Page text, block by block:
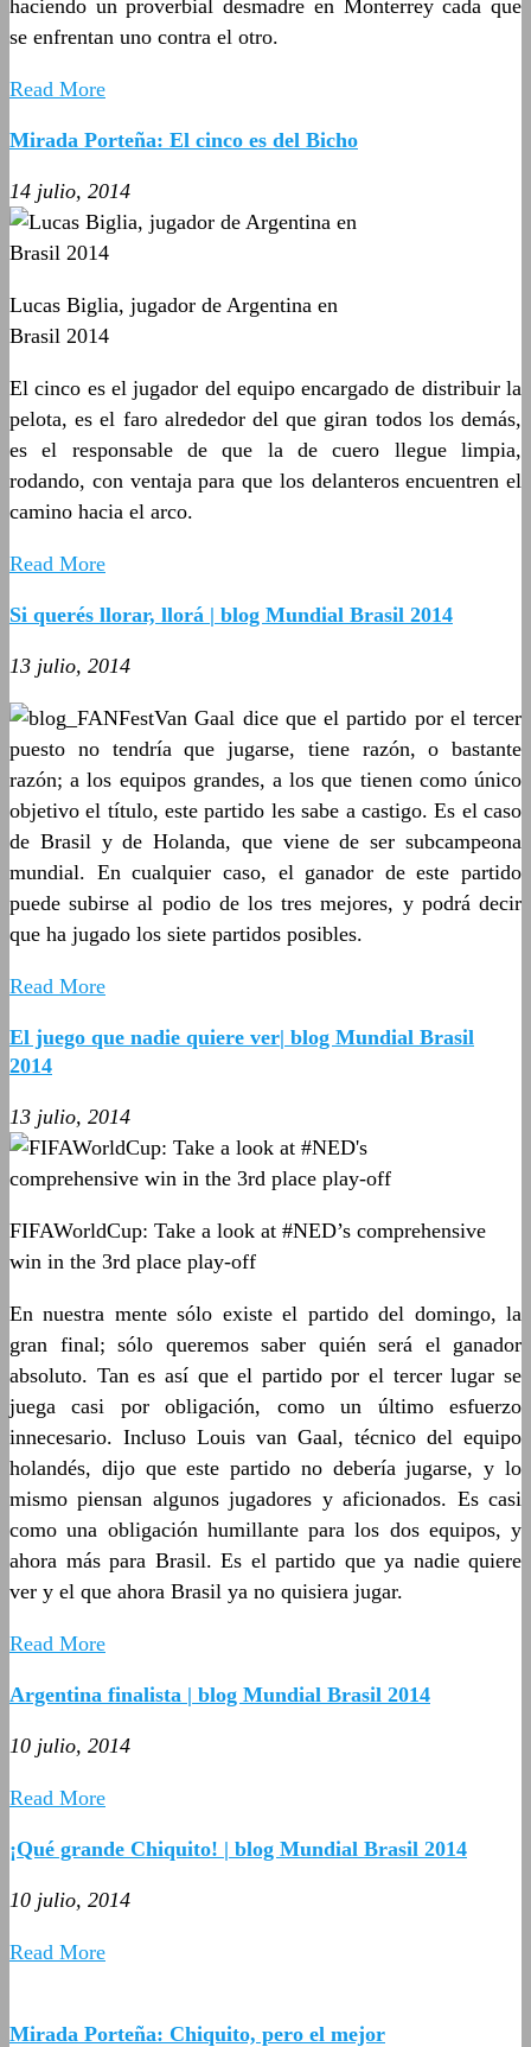
haciendo un proverbial desmadre en Monterrey cada que
se enfrentan uno contra el otro.
Read More
Mirada Porteña: El cinco es del Bicho
14 julio, 2014
Lucas Biglia, jugador de Argentina en
Brasil 2014
El cinco es el jugador del equipo encargado de distribuir la
pelota, es el faro alrededor del que giran todos los demás,
es el responsable de que la de cuero llegue limpia,
rodando, con ventaja para que los delanteros encuentren el
camino hacia el arco.
Read More
Si querés llorar, llorá | blog Mundial Brasil 2014
13 julio, 2014
Van Gaal dice que el partido por el tercer
puesto no tendría que jugarse, tiene razón, o bastante
razón; a los equipos grandes, a los que tienen como único
objetivo el título, este partido les sabe a castigo. Es el caso
de Brasil y de Holanda, que viene de ser subcampeona
mundial. En cualquier caso, el ganador de este partido
puede subirse al podio de los tres mejores, y podrá decir
que ha jugado los siete partidos posibles.
Read More
El juego que nadie quiere ver| blog Mundial Brasil
2014
13 julio, 2014
FIFAWorldCup: Take a look at #NED’s comprehensive
win in the 3rd place play-off
En nuestra mente sólo existe el partido del domingo, la
gran final; sólo queremos saber quién será el ganador
absoluto. Tan es así que el partido por el tercer lugar se
juega casi por obligación, como un último esfuerzo
innecesario. Incluso Louis van Gaal, técnico del equipo
holandés, dijo que este partido no debería jugarse, y lo
mismo piensan algunos jugadores y aficionados. Es casi
como una obligación humillante para los dos equipos, y
ahora más para Brasil. Es el partido que ya nadie quiere
ver y el que ahora Brasil ya no quisiera jugar.
Read More
Argentina finalista | blog Mundial Brasil 2014
10 julio, 2014
Read More
¡Qué grande Chiquito! | blog Mundial Brasil 2014
10 julio, 2014
Read More
Mirada Porteña: Chiquito, pero el mejor